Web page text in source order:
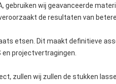
gebruiken wij geavanceerde
de resultaten van
etsen. Dit maakt definitieve
en projectvertragingen.
zullen wij zullen de stukken